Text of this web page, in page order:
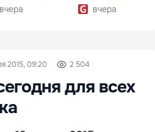
вчера
вчера
2015, 09:20 2 504
для всех